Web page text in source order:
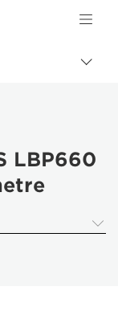
Logo, back to
LBP660